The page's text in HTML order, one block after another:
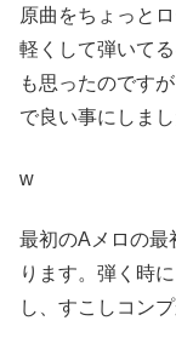
原曲をちょっと
軽くして弾いて
も思ったのです
で良い事にしまし
w
最初のAメロの最
ります。弾く時
し、すこしコン